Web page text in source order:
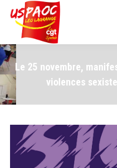
Le 25 novembre,
violences